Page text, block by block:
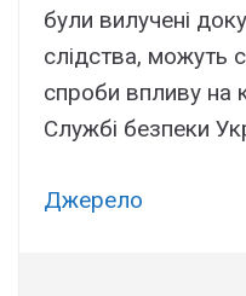
були вилучені
слідства, можуть
спроби впливу на
Службі безпеки
Джерело